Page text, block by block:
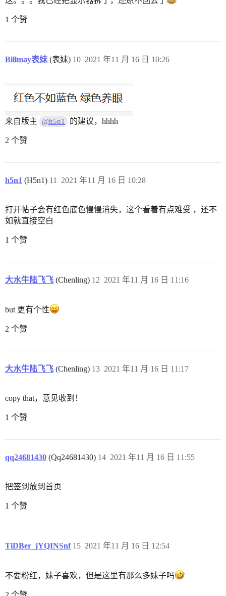
1 个赞
Billmay表妹 (表妹) 2021 年11 月 16 日 10:26
10
来自版主 @h5n1 的建议，hhhh
2 个赞
h5n1 (H5n1) 2021 年11 月 16 日 10:28
11
打开帖子会有红色底色慢慢消失，这个看着有点难受 ，还不
如就直接空白
1 个赞
大水牛陆飞飞 (Chenling) 2021 年11 月 16 日 11:16
12
but 更有个性
2 个赞
大水牛陆飞飞 (Chenling) 2021 年11 月 16 日 11:17
13
copy that，意见收到！
1 个赞
qq24681430 (Qq24681430) 2021 年11 月 16 日 11:55
14
把签到放到首页
1 个赞
TiDBer_jYQINSnf 2021 年11 月 16 日 12:54
15
不要粉红，妹子喜欢，但是这里有那么多妹子吗